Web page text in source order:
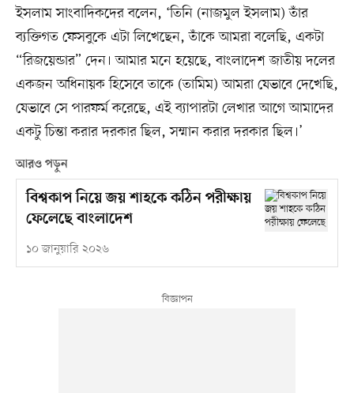
ইসলাম সাংবাদিকদের বলেন, ‘তিনি (নাজমুল ইসলাম) তাঁর
ব্যক্তিগত ফেসবুকে এটা লিখেছেন, তাঁকে আমরা বলেছি, একটা
“রিজয়েন্ডার” দেন। আমার মনে হয়েছে, বাংলাদেশ জাতীয় দলের
একজন অধিনায়ক হিসেবে তাকে (তামিম) আমরা যেভাবে দেখেছি,
যেভাবে সে পারফর্ম করেছে, এই ব্যাপারটা লেখার আগে আমাদের
একটু চিন্তা করার দরকার ছিল, সম্মান করার দরকার ছিল।’
আরও পড়ুন
বিশ্বকাপ নিয়ে জয় শাহকে কঠিন পরীক্ষায়
ফেলেছে বাংলাদেশ
১০ জানুয়ারি ২০২৬